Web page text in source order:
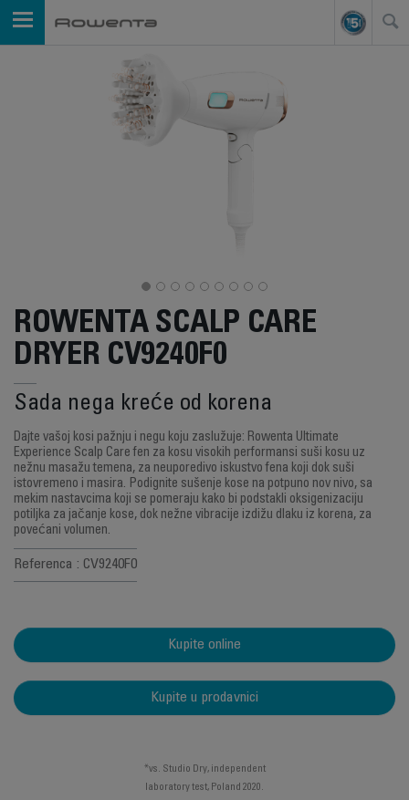
ROWENTA SCALP CARE
DRYER CV9240F0
Sada nega kreće od korena
Dajte vašoj kosi pažnju i negu koju zaslužuje: Rowenta Ultimate
Experience Scalp Care fen za kosu visokih performansi suši kosu uz
nežnu masažu temena, za neuporedivo iskustvo fena koji dok suši
istovremeno i masira. Podignite sušenje kose na potpuno nov nivo, sa
mekim nastavcima koji se pomeraju kako bi podstakli oksigenizaciju
potiljka za jačanje kose, dok nežne vibracije izdižu dlaku iz korena, za
povećani volumen.
Referenca : CV9240F0
Kupite online
Kupite u prodavnici
*vs. Studio Dry, independent
laboratory test, Poland 2020.